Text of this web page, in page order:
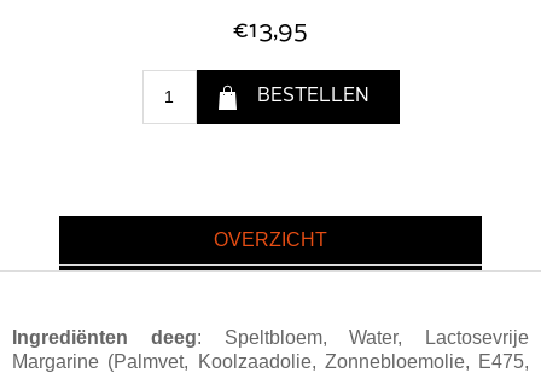
€13,95
OVERZICHT
Ingrediënten deeg: Speltbloem, Water, Lactosevrije
Margarine (Palmvet, Koolzaadolie, Zonnebloemolie, E475,